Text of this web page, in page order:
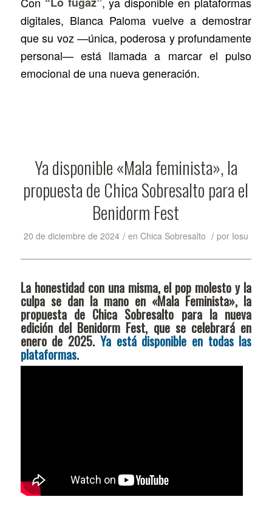
digitales, Blanca Paloma vuelve a demostrar
que su voz —única, poderosa y profundamente
personal— está llamada a marcar el pulso
emocional de una nueva generación.
Ya disponible «Mala feminista», la
propuesta de Chica Sobresalto para el
Benidorm Fest
20 de diciembre de 2024 / en Chica Sobresalto / por Iosu
La honestidad con una misma, el pop molesto y la
culpa se dan la mano en «Mala Feminista», la
propuesta de Chica Sobresalto para la nueva
edición del Benidorm Fest, que se celebrará en
enero de 2025. Ya está disponible en todas las
plataformas.